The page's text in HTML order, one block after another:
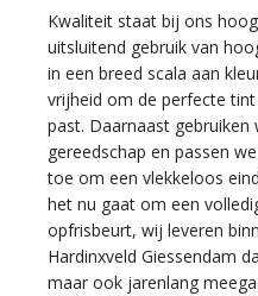
Kwaliteit staat bij ons
uitsluitend gebruik van
in een breed scala aan
vrijheid om de perfecte
past. Daarnaast gebruiken
gereedschap en passen
toe om een vlekkeloos
het nu gaat om een
opfrisbeurt, wij leveren
Hardinxveld Giessendam
maar ook jarenlang